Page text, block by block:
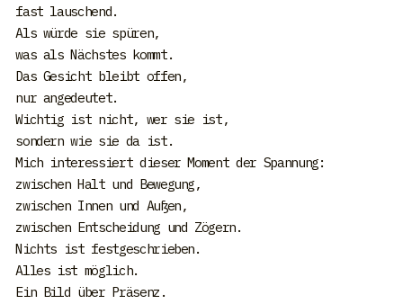
fast lauschend.
Als würde sie spüren,
was als Nächstes kommt.
Das Gesicht bleibt offen,
nur angedeutet.
Wichtig ist nicht, wer sie ist,
sondern wie sie da ist.
Mich interessiert dieser Moment der Spannung:
zwischen Halt und Bewegung,
zwischen Innen und Außen,
zwischen Entscheidung und Zögern.
Nichts ist festgeschrieben.
Alles ist möglich.
Ein Bild über Präsenz.